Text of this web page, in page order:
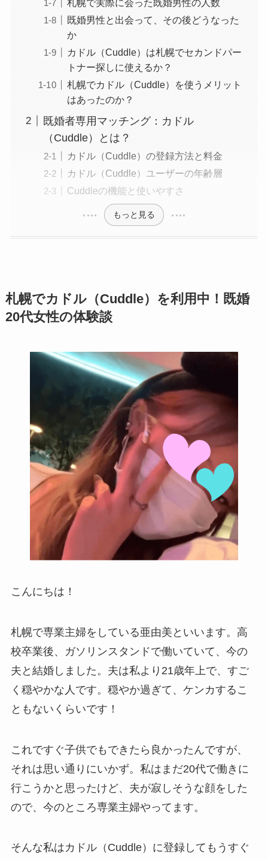
既婚男性と出会って、その後どうなった
か
カドル（Cuddle）は札幌でセカンドパー
トナー探しに使えるか？
札幌でカドル（Cuddle）を使うメリット
はあったのか？
既婚者専用マッチング：カドル
（Cuddle）とは？
カドル（Cuddle）の登録方法と料金
カドル（Cuddle）ユーザーの年齢層
Cuddleの機能と使いやすさ
もっと見る
札幌でカドル（Cuddle）を利用中！既婚
20代女性の体験談
こんにちは！
札幌で専業主婦をしている亜由美といいます。高
校卒業後、ガソリンスタンドで働いていて、今の
夫と結婚しました。夫は私より21歳年上で、すご
く穏やかな人です。穏やか過ぎて、ケンカするこ
ともないくらいです！
これですぐ子供でもできたら良かったんですが、
それは思い通りにいかず。私はまだ20代で働きに
行こうかと思ったけど、夫が寂しそうな顔をした
ので、今のところ専業主婦やってます。
そんな私はカドル（Cuddle）に登録してもうすぐ